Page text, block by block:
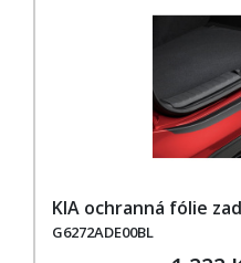
KIA ochranná fólie
G6272ADE00BL